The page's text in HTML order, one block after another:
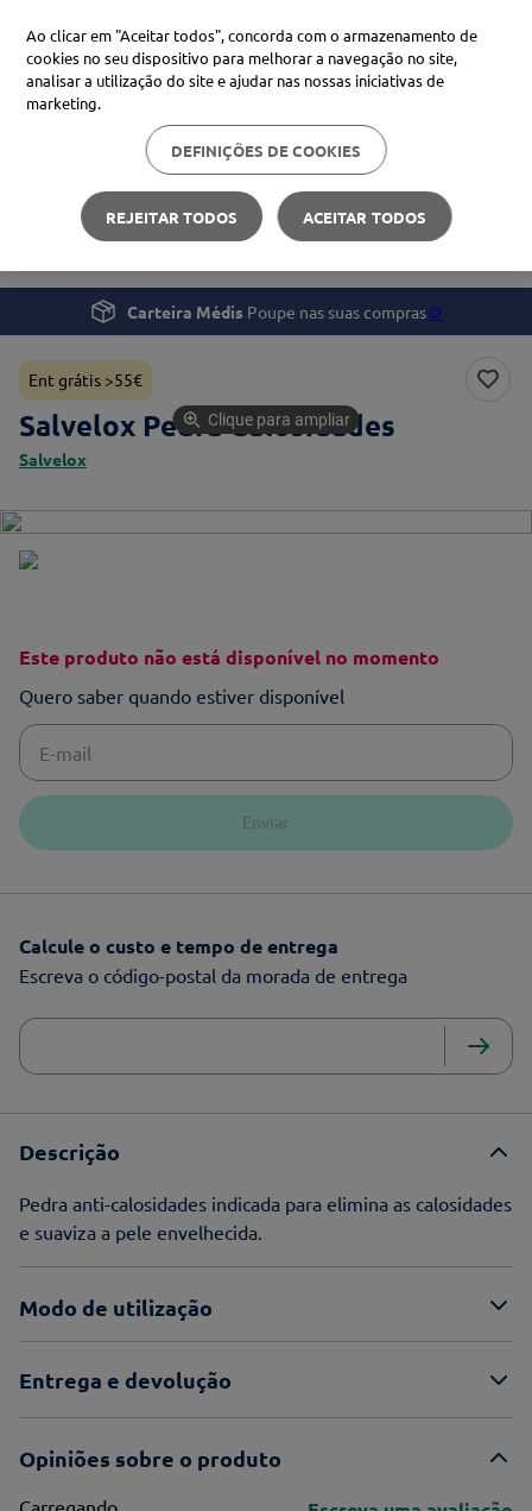
Procure no Marketplace Médis
Pesquisas mais comuns
xiaomi
uriage
4º svr
Beleza e Cuidado pessoal
Salvelox Pedra Calosidades
Carteira Médis Poupe nas suas compras🪙
Ent grátis >55€
Salvelox Pedra Calosidades
Salvelox
Clique para ampliar
Este produto não está disponível no momento
Quero saber quando estiver disponível
Enviar
Calcule o custo e tempo de entrega
Escreva o código-postal da morada de entrega
Descrição
Pedra anti-calosidades indicada para elimina as calosidades
e suaviza a pele envelhecida.
Modo de utilização
Entrega e devolução
Opiniões sobre o produto
Carregando…
Ao clicar em "Aceitar todos", concorda com o armazenamento de
cookies no seu dispositivo para melhorar a navegação no site,
analisar a utilização do site e ajudar nas nossas iniciativas de
marketing.
DEFINIÇÕES DE COOKIES
REJEITAR TODOS ACEITAR TODOS